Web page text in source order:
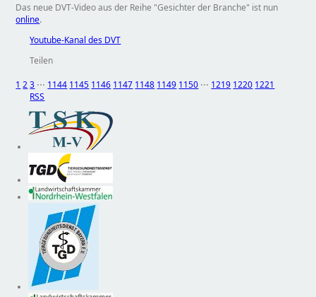
Das neue DVT-Video aus der Reihe Gesichter der Branche ist nun
online.
Youtube-Kanal des DVT
Teilen
1 2 3 ⋅⋅⋅ 1144 1145 1146 1147 1148 1149 1150 ⋅⋅⋅ 1219 1220 1221
RSS